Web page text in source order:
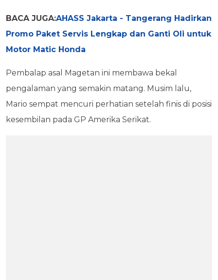
BACA JUGA:AHASS Jakarta - Tangerang Hadirkan
Promo Paket Servis Lengkap dan Ganti Oli untuk
Motor Matic Honda
Pembalap asal Magetan ini membawa bekal
pengalaman yang semakin matang. Musim lalu,
Mario sempat mencuri perhatian setelah finis di posisi
kesembilan pada GP Amerika Serikat.